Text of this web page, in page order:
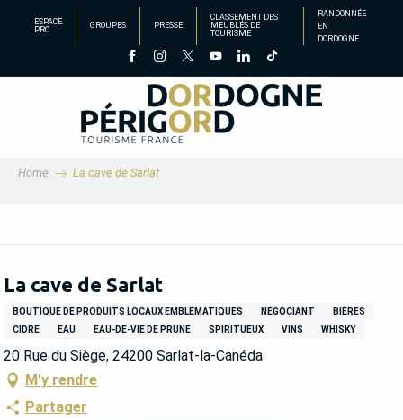
principal
ESPACE
PRO
GROUPES PRESSE
CLASSEMENT DES
MEUBLÉS DE
TOURISME
RANDONNÉE
EN
DORDOGNE
Home La cave de Sarlat
La cave de Sarlat
BOUTIQUE DE PRODUITS LOCAUX EMBLÉMATIQUES NÉGOCIANT
BIÈRES
CIDRE
EAU EAU-DE-VIE DE PRUNE SPIRITUEUX VINS WHISKY
20 Rue du Siège, 24200 Sarlat-la-Canéda
M'y rendre
Partager